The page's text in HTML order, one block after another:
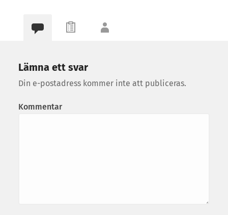
Lämna ett svar
Din e-postadress kommer inte att publiceras.
Kommentar